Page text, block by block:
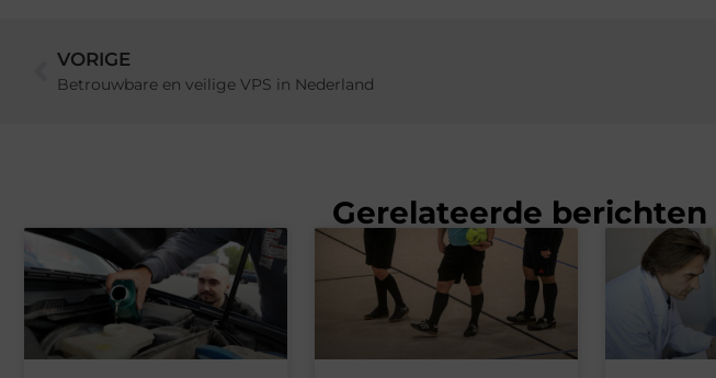
VORIGE
Betrouwbare en veilige VPS in Nederland
Gerelateerde berichten